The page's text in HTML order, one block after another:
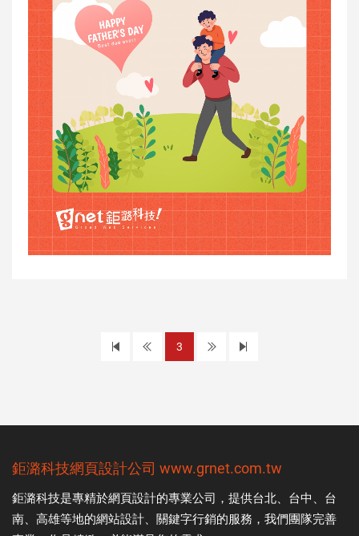
上 3 下
鉅潞科技網頁設計公司 www.grnet.com.tw
鉅潞科技是專精於網頁設計的專業公司，提供台北、台中、台
南、高雄等地的網站設計、關鍵字行銷的服務，我們團隊完善